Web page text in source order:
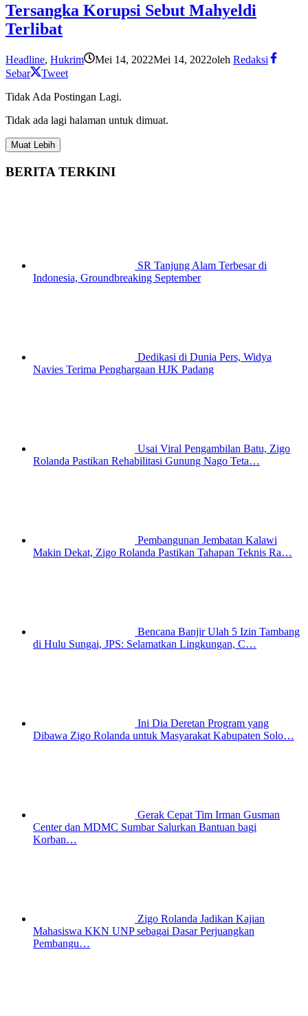
Tersangka Korupsi Sebut Mahyeldi
Terlibat
Headline, Hukrim Mei 14, 2022Mei 14, 2022oleh Redaksi
Sebar
Tweet
Tidak Ada Postingan Lagi.
Tidak ada lagi halaman untuk dimuat.
Muat Lebih
BERITA TERKINI
SR Tanjung Alam Terbesar di
Indonesia, Groundbreaking September
Dedikasi di Dunia Pers, Widya
Navies Terima Penghargaan HJK Padang
Usai Viral Pengambilan Batu, Zigo
Rolanda Pastikan Rehabilitasi Gunung Nago Teta…
Pembangunan Jembatan Kalawi
Makin Dekat, Zigo Rolanda Pastikan Tahapan Teknis Ra…
Bencana Banjir Ulah 5 Izin Tambang
di Hulu Sungai, JPS: Selamatkan Lingkungan, C…
Ini Dia Deretan Program yang
Dibawa Zigo Rolanda untuk Masyarakat Kabupaten Solo…
Gerak Cepat Tim Irman Gusman
Center dan MDMC Sumbar Salurkan Bantuan bagi
Korban…
Zigo Rolanda Jadikan Kajian
Mahasiswa KKN UNP sebagai Dasar Perjuangkan
Pembangu…